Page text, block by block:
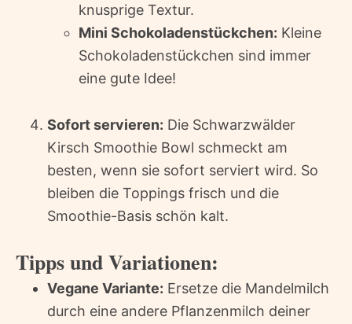
knusprige Textur.
Mini Schokoladenstückchen: Kleine
Schokoladenstückchen sind immer
eine gute Idee!
Sofort servieren: Die Schwarzwälder
Kirsch Smoothie Bowl schmeckt am
besten, wenn sie sofort serviert wird. So
bleiben die Toppings frisch und die
Smoothie-Basis schön kalt.
Tipps und Variationen:
Vegane Variante: Ersetze die Mandelmilch
durch eine andere Pflanzenmilch deiner